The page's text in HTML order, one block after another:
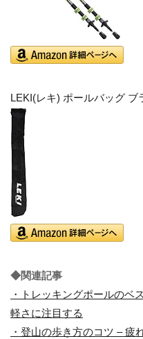
LEKI(レキ) ポールバッグ ブ
◆関連記事
・トレッキングポールのベ
軽さに注目する
・登山の歩き方のコツ – 疲